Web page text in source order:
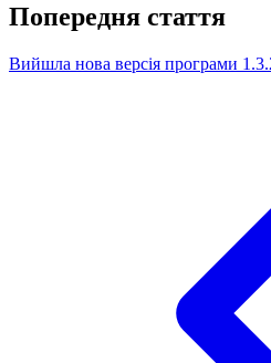
Попередня стаття
Вийшла нова версія програми